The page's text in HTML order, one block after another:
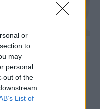
or
to
may
personal
out of the
List of